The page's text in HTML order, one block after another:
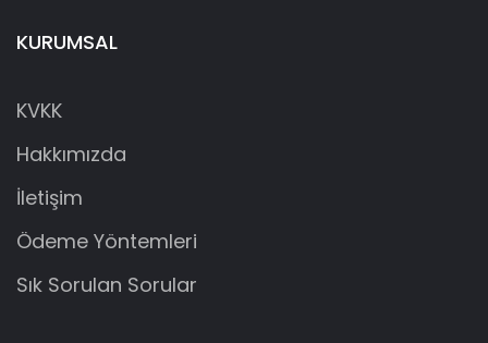
KURUMSAL
KVKK
Hakkımızda
İletişim
Ödeme Yöntemleri
Sık Sorulan Sorular